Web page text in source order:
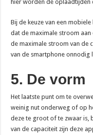
hier worden de oplaadtijden
Bij de keuze van een
dat de maximale stroom
de maximale stroom van de
van de smartphone onnodig
5. De vorm
Het laatste punt om te
weinig nut onderweg of op
deze te groot of te zwaar is,
van de capaciteit zijn deze